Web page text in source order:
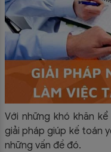
Với những khó khăn
giải pháp giúp kế toán
những vấn đề đó.